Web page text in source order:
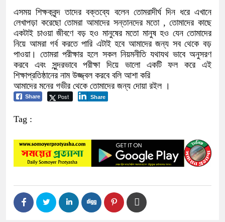
এসময় শিক্ষকবৃন্দ তাদের বক্তব্যে বলেন তোমরাদীর্ঘ দিন ধরে এখানে
লেখাপড়া করেছো তোমরা আমাদের সন্তানদের মতো , তোমাদের কাছে
একটাই চাওয়া জীবণে বড় হও মানুষের মতো মানুষ হও যেন তোমাদের
নিয়ে আমরা গর্ব করতে পারি এটাই হবে আমাদের জন্য সব থেকে বড়
পাওয়া। তোমরা পরীক্ষার হলে সকল নিয়মনীতি যথাযথ ভাবে অনুসরণ
করবে এবং সুন্দরভাবে পরীক্ষা দিয়ে ভালো একটি ফল করে এই
শিক্ষাপ্রতিষ্ঠানের নাম উজ্জ্বল করবে বলি আশা করি
আমাদের মনের গভীর থেকে তোমাদের জন্য দোয়া রইল ।
Share Post Share
Tag :